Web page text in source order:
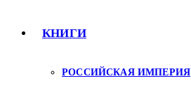
КНИГИ
РОССИЙСКАЯ ИМПЕРИЯ